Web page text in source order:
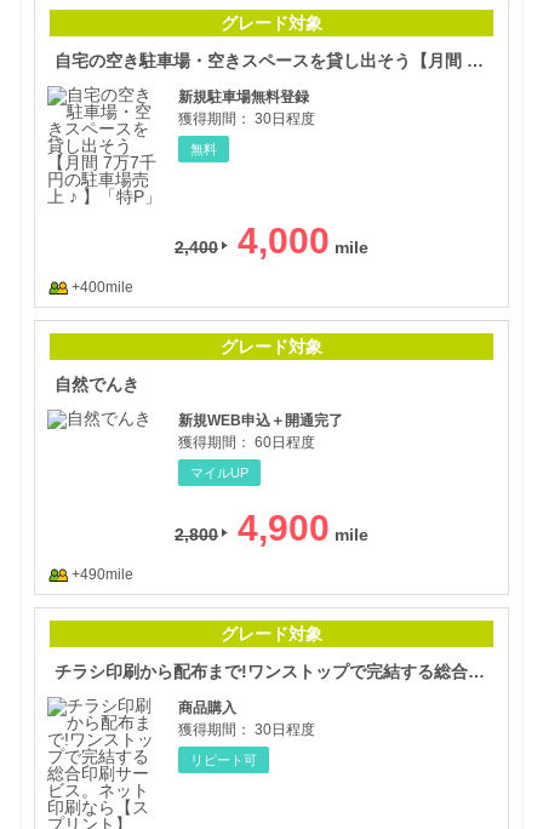
グレード対象
自宅の空き駐車場・空きスペースを貸し出そう【月間 7万7千円の駐車場売上 ♪ 】「特P」
新規駐車場無料登録
獲得期間： 30日程度
無料
2,400 4,000
+400mile
グレード対象
自然でんき
新規WEB申込＋開通完了
獲得期間： 60日程度
マイルUP
2,800 4,900
+490mile
グレード対象
チラシ印刷から配布まで!ワンストップで完結する総合印刷サービス。ネット印刷なら【スプリント】
商品購入
獲得期間： 30日程度
リピート可